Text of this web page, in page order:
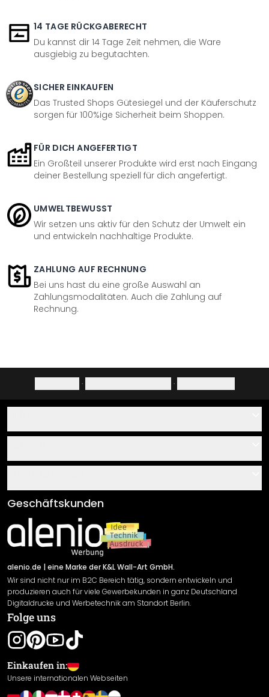
14 TAGE RÜCKGABERECHT
Du kannst dir 14 Tage Zeit nehmen, die Ware
ausgiebig zu begutachten.
SICHER EINKAUFEN
Das Trusted Shops Gütesiegel und der Käuferschutz
sorgen für 100%ige Sicherheit beim Shoppen.
FÜR DICH ANGEFERTIGT
Ein Großteil unserer Produkte wird erst nach Eingang
deiner Bestellung speziell für dich angefertigt.
UMWELTBEWUSST
Wir setzen uns aktiv für den Schutz der Umwelt ein
und entwickeln nachhaltige Produkte.
ZAHLUNG AUF RECHNUNG
Bei uns hast du eine große Auswahl an
Zahlungsmodalitäten. Auch die Zahlung auf
Rechnung.
· ·
Über uns
Klebe- und Montageanleitungen
Newsletter An-/Abmeldung
Sendungsverfolgung
AGB
Impressum
Versand & Zahlung
Rücksendung
Widerrufsrecht
Datenschutzerklärung
Gewährleistung
Leistungserklärung / CE-Zeichen
Cookie Einstellungen
Geschäftskunden
alenio.de | eine Marke der K&L Wall-Art GmbH.
Wir sind nicht nur im B2C Bereich tätig, sondern entwickeln und
produzieren auch für viele Gewerbekunden in ganz Deutschland
Digitaldrucke und Werbetechnik am Standort Berlin.
Folge uns
Einkaufen in:
Unsere internationalen Webseiten